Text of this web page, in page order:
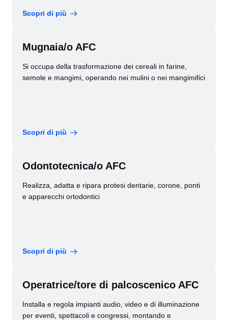
Scopri di più
Mugnaia/o AFC
Si occupa della trasformazione dei cereali in farine,
semole e mangimi, operando nei mulini o nei mangimifici
Scopri di più
Odontotecnica/o AFC
Realizza, adatta e ripara protesi dentarie, corone, ponti
e apparecchi ortodontici
Scopri di più
Operatrice/tore di palcoscenico AFC
Installa e regola impianti audio, video e di illuminazione
per eventi, spettacoli e congressi, montando e